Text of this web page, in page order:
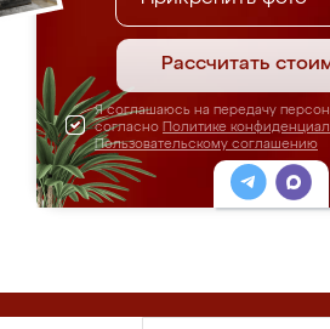
Рассчитать
Я соглашаюсь на передачу
согласно Политике
Пользовательскому соглашению